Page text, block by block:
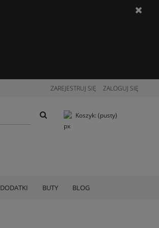
ZAREJESTRUJ SIĘ ZALOGUJ SIĘ
Koszyk: (pusty)
DODATKI BUTY BLOG